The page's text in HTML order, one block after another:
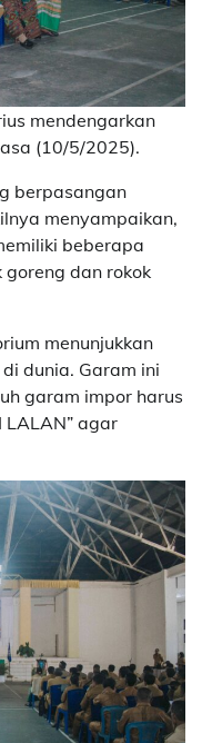
mendengarkan
(10/5/2025).
berpasangan
menyampaikan,
beberapa
dan rokok
menunjukkan
dunia. Garam ini
garam impor harus
LALAN” agar